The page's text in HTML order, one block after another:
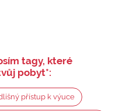
tagy, které
pobyt*:
přístup k výuce